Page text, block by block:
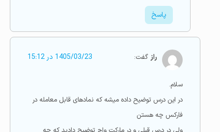
پاسخ
راز گفت: 1405/03/23 در 15:12
سلام.
در این درس توضیح داده میشه که نمادهای قابل معامله در
فارکس چه هستن